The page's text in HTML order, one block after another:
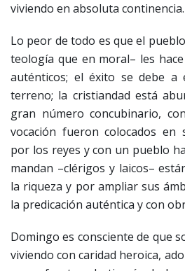
viviendo en absoluta continencia.
Lo peor de todo es que el
teología que en moral– les
auténticos; el éxito se debe a
terreno; la cristiandad está
gran número concubinario,
vocación fueron colocados en
por los reyes y con un pueblo
mandan –clérigos y laicos–
la riqueza y por ampliar sus
la predicación auténtica y con
Domingo es consciente de que
viviendo con caridad heroica,